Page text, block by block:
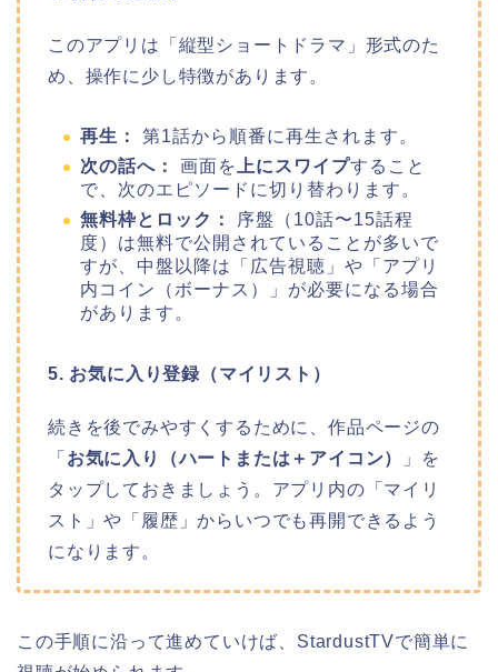
このアプリは「縦型ショートドラマ」形式のた
め、操作に少し特徴があります。
再生：
第1話から順番に再生されます。
次の話へ：
画面を 上にスワイプすること
で、次のエピソードに切り替わります。
無料枠とロック：
序盤（10話〜15話程
度）は無料で公開されていることが多いで
すが、中盤以降は「広告視聴」や「アプリ
内コイン（ボーナス）」が必要になる場合
があります。
5. お気に入り登録（マイリスト）
続きを後でみやすくするために、作品ページの
「 お気に入り（ハートまたは＋アイコン）
」を
タップしておきましょう。アプリ内の「マイリ
スト」や「履歴」からいつでも再開できるよう
になります。
この手順に沿って進めていけば、StardustTVで簡単に